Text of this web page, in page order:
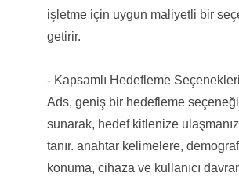
işletme için uygun maliyetli bir
getirir.
- Kapsamlı Hedefleme
Ads, geniş bir hedefleme
sunarak, hedef kitlenize
tanır. anahtar kelimelere,
konuma, cihaza ve kullanıcı